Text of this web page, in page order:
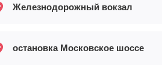
Железнодорожный вокзал
остановка Московское шоссе